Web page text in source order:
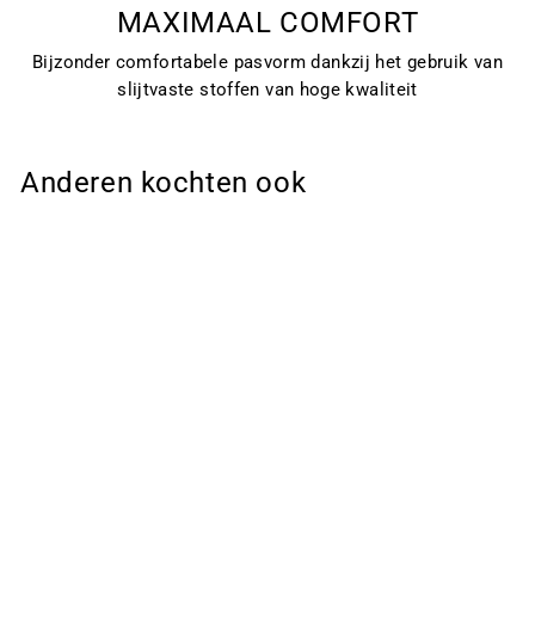
MAXIMAAL COMFORT
Bijzonder comfortabele pasvorm dankzij het gebruik van
slijtvaste stoffen van hoge kwaliteit
Anderen kochten ook